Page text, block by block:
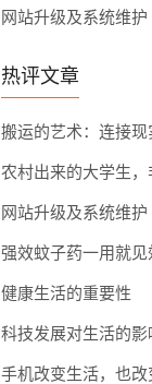
网站升级及系统维护
热评文章
搬运的艺术：连接
网站升级及系统维护
强效蚊子药一用就
健康生活的重要性
科技发展对生活的影
手机改变生活，也改